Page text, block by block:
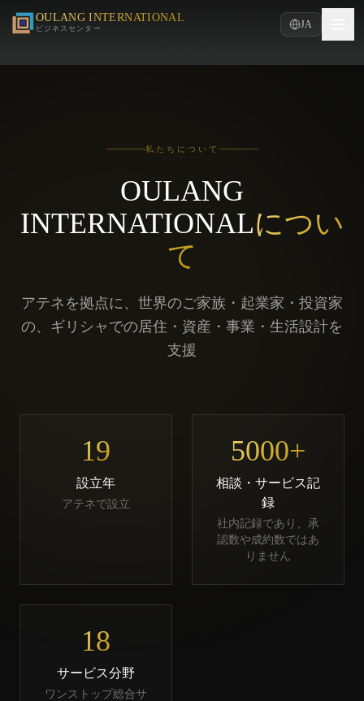
OULANG INTERNATIONAL
ビジネスセンター JA
私たちについて
OULANG
INTERNATIONALについ
て
アテネを拠点に、世界のご家族・起業家・投資家
の、ギリシャでの居住・資産・事業・生活設計を
支援
19
設立年
アテネで設立
5000+
相談・サービス記
録
社内記録であり、承
認数や成約数ではあ
りません
18
サービス分野
ワンストップ総合サ